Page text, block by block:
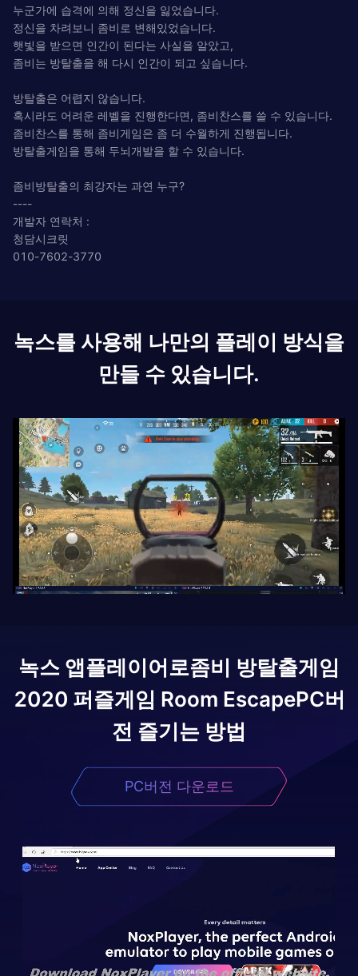
누군가에 습격에 의해 정신을 잃었습니다.
정신을 차려보니 좀비로 변해있었습니다.
햇빛을 받으면 인간이 된다는 사실을 알았고,
좀비는 방탈출을 해 다시 인간이 되고 싶습니다.
방탈출은 어렵지 않습니다.
혹시라도 어려운 레벨을 진행한다면, 좀비찬스를 쓸 수 있습니다.
좀비찬스를 통해 좀비게임은 좀 더 수월하게 진행됩니다.
방탈출게임을 통해 두뇌개발을 할 수 있습니다.
좀비방탈출의 최강자는 과연 누구?
----
개발자 연락처 :
청담시크릿
010-7602-3770
녹스를 사용해 나만의 플레이 방식을
만들 수 있습니다.
녹스 앱플레이어로좀비 방탈출게임
2020 퍼즐게임 Room EscapePC버
전 즐기는 방법
PC버전 다운로드